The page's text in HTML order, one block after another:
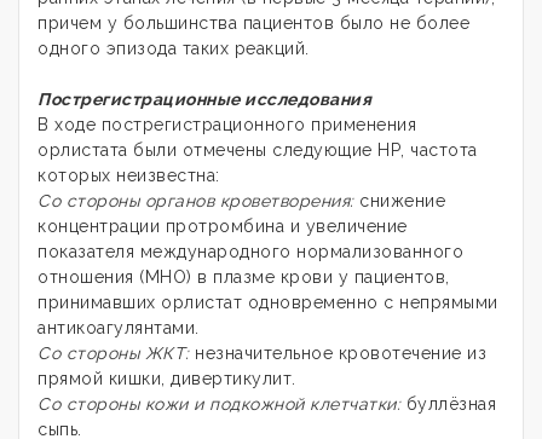
причем у большинства пациентов было не более
одного эпизода таких реакций.
Пострегистрационные исследования
В ходе пострегистрационного применения
орлистата были отмечены следующие НР, частота
которых неизвестна:
Со стороны органов кроветворения: снижение
концентрации протромбина и увеличение
показателя международного нормализованного
отношения (МНО) в плазме крови у пациентов,
принимавших орлистат одновременно с непрямыми
антикоагулянтами.
Со стороны ЖКТ:незначительное кровотечение из
прямой кишки, дивертикулит.
Со стороны кожи и подкожной клетчатки:буллёзная
сыпь.